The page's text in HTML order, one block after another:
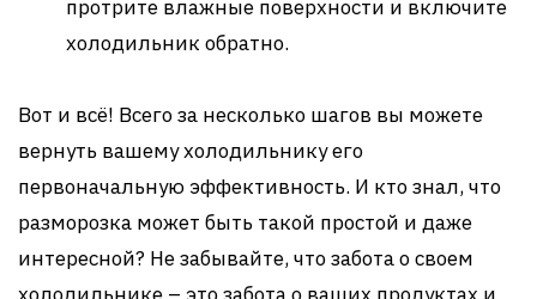
протрите влажные поверхности и включите
холодильник обратно.
Вот и всё! Всего за несколько шагов вы можете
вернуть вашему холодильнику его
первоначальную эффективность. И кто знал, что
разморозка может быть такой простой и даже
интересной? Не забывайте, что забота о своем